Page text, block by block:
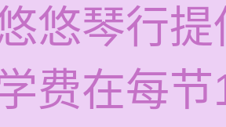
悠琴行
费在每